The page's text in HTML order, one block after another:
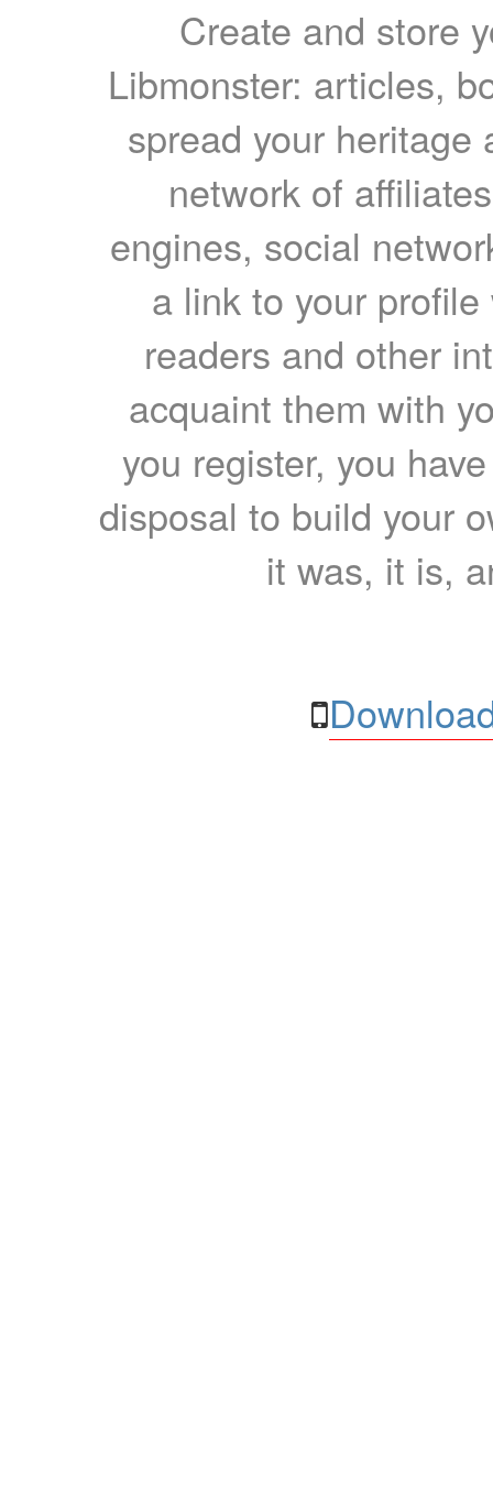
Create and store
Libmonster: articles,
spread your heritage
network of
engines, social
a link to your
readers and other
acquaint them with
you register, you
disposal to build your
it was, it is,